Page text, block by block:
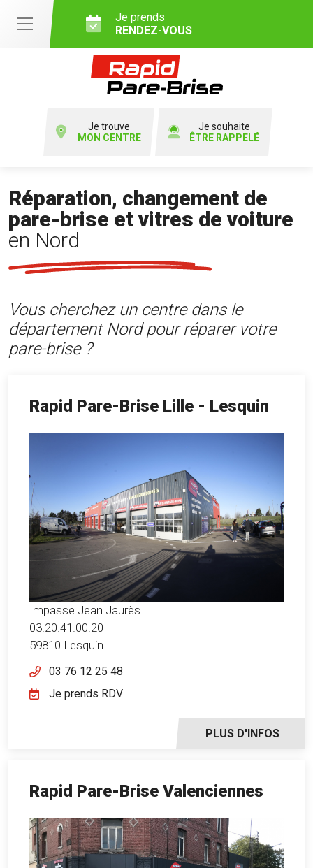
Je prends
RENDEZ-VOUS
Je trouve
MON CENTRE
Je souhaite
ÊTRE RAPPELÉ
Réparation, changement de
pare-brise et vitres de voiture
en Nord
Vous cherchez un centre dans le
département Nord pour réparer votre
pare-brise ?
Rapid Pare-Brise Lille - Lesquin
Impasse Jean Jaurès
03.20.41.00.20
59810 Lesquin
03 76 12 25 48
PLUS D'INFOS
Je prends RDV
Rapid Pare-Brise Valenciennes